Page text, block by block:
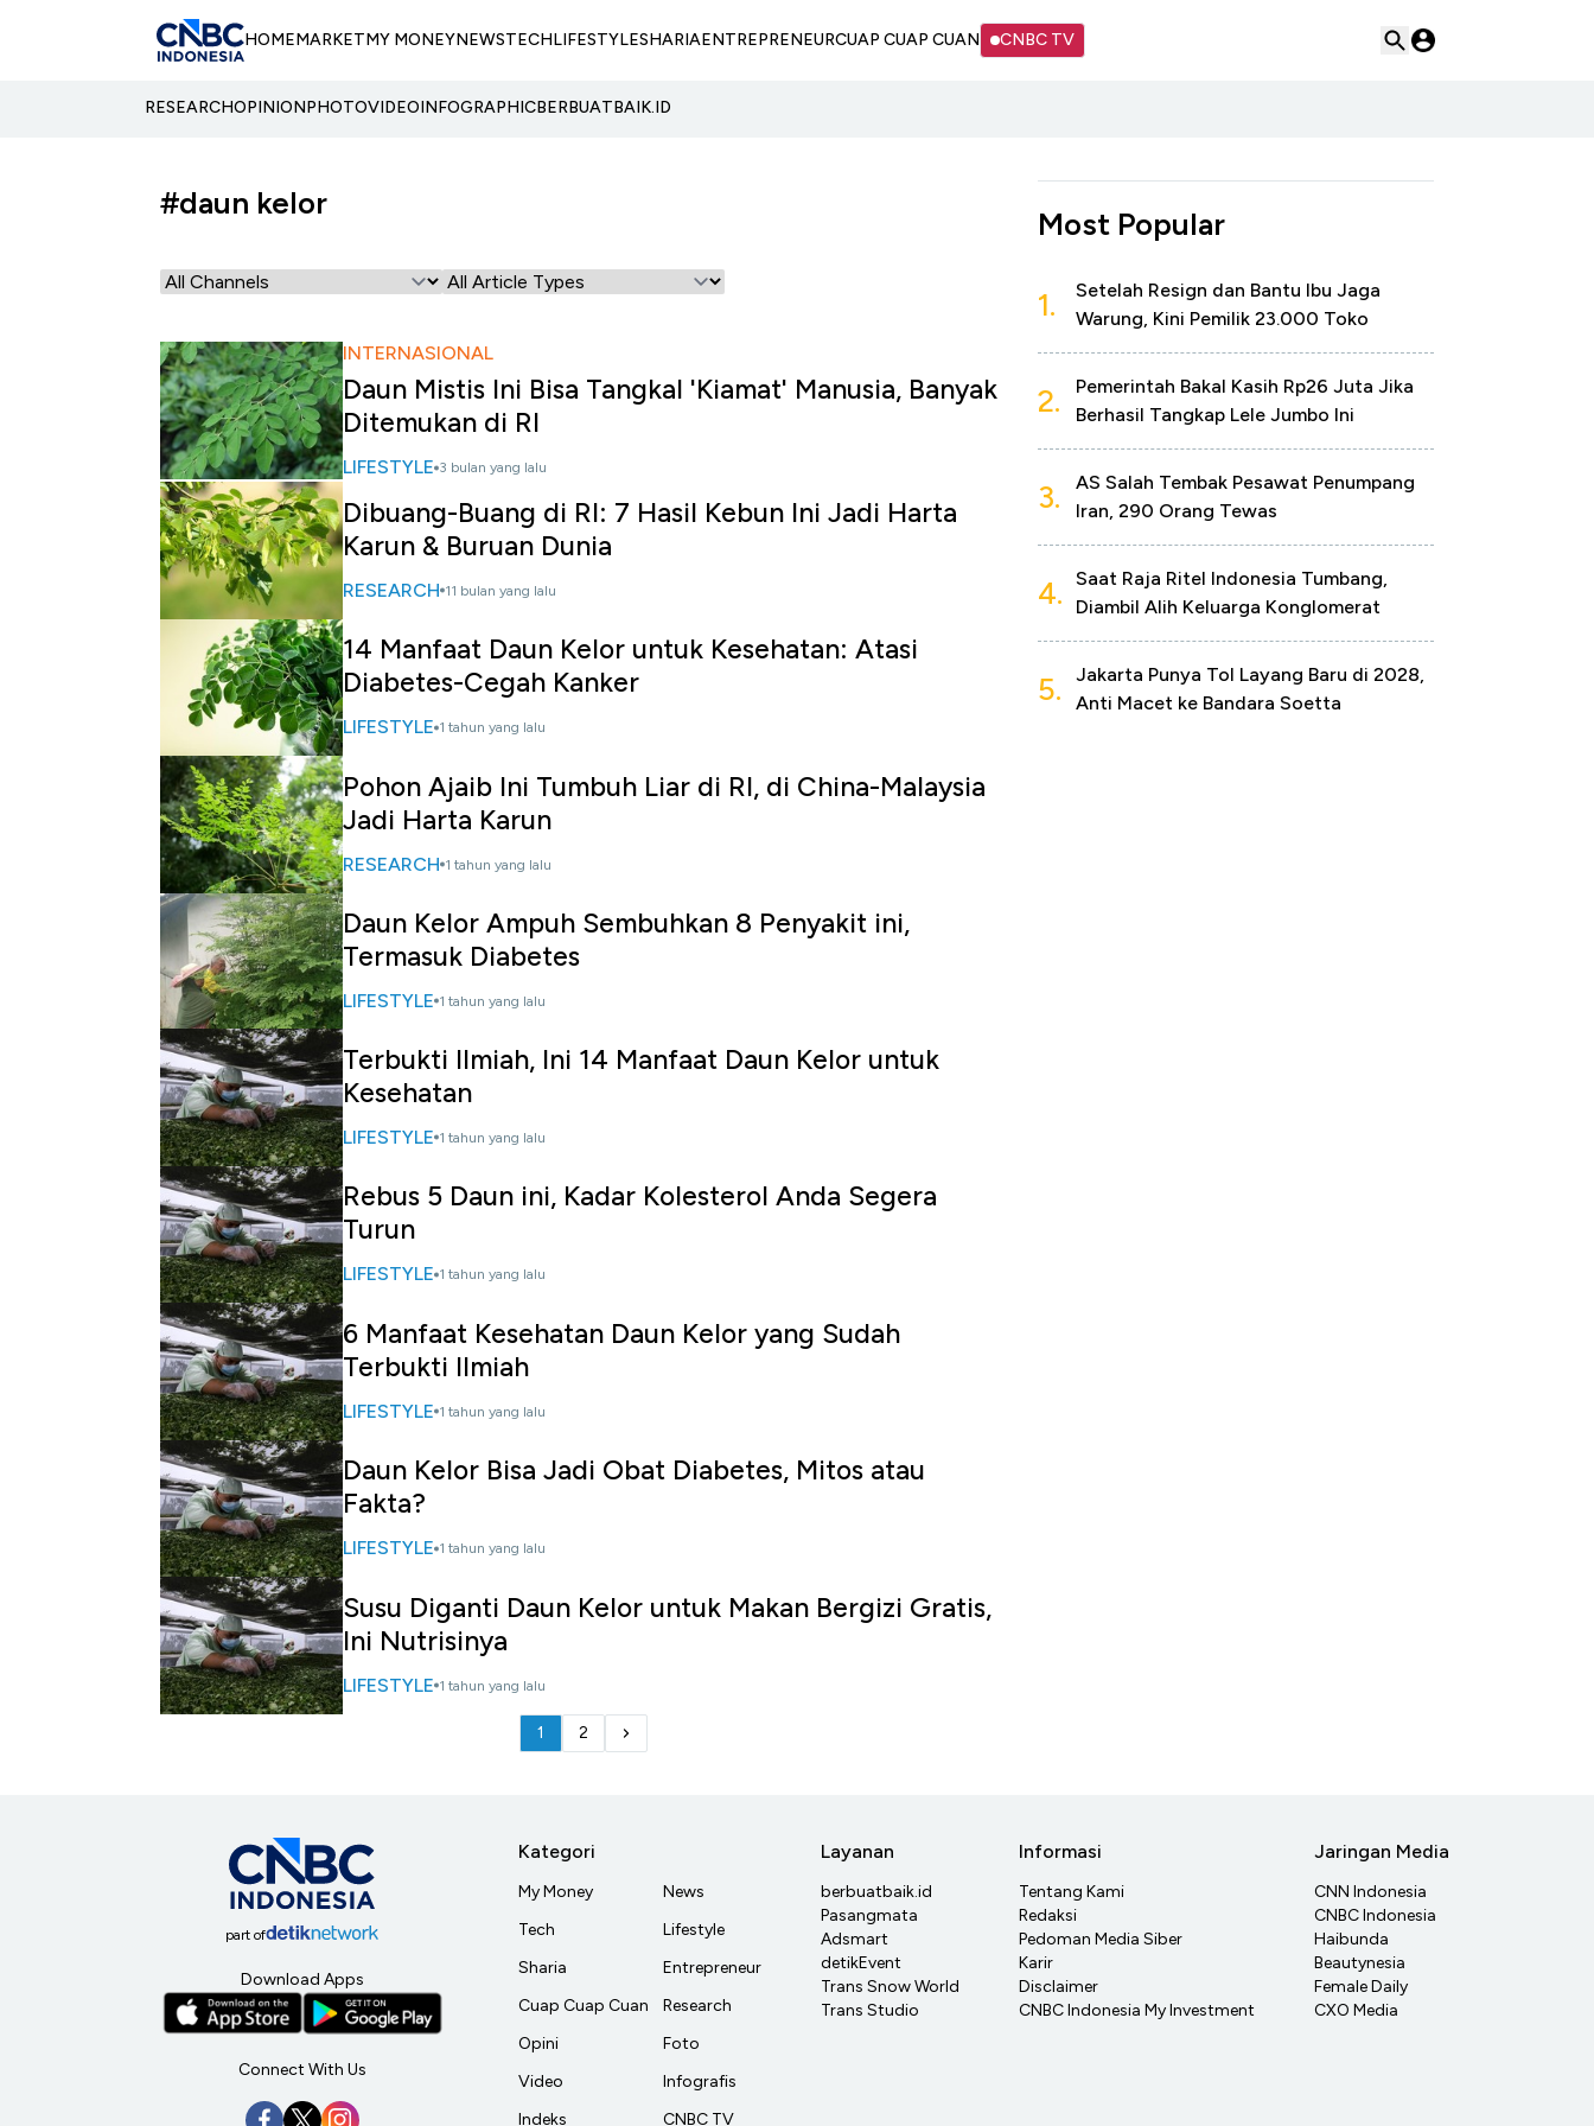
HOMEMARKETMY MONEYNEWSTECHLIFESTYLESHARIAENTREPRENEURCUAP CUAP CUAN CNBC TV
RESEARCHOPINIONPHOTOVIDEOINFOGRAPHICBERBUATBAIK.ID
#daun kelor
INTERNASIONAL
Daun Mistis Ini Bisa Tangkal 'Kiamat' Manusia, Banyak
Ditemukan di RI
LIFESTYLE 3 bulan yang lalu
Dibuang-Buang di RI: 7 Hasil Kebun Ini Jadi Harta
Karun & Buruan Dunia
RESEARCH 11 bulan yang lalu
14 Manfaat Daun Kelor untuk Kesehatan: Atasi
Diabetes-Cegah Kanker
LIFESTYLE 1 tahun yang lalu
Pohon Ajaib Ini Tumbuh Liar di RI, di China-Malaysia
Jadi Harta Karun
RESEARCH 1 tahun yang lalu
Daun Kelor Ampuh Sembuhkan 8 Penyakit ini,
Termasuk Diabetes
LIFESTYLE 1 tahun yang lalu
Terbukti Ilmiah, Ini 14 Manfaat Daun Kelor untuk
Kesehatan
LIFESTYLE 1 tahun yang lalu
Rebus 5 Daun ini, Kadar Kolesterol Anda Segera
Turun
LIFESTYLE 1 tahun yang lalu
6 Manfaat Kesehatan Daun Kelor yang Sudah
Terbukti Ilmiah
LIFESTYLE 1 tahun yang lalu
Daun Kelor Bisa Jadi Obat Diabetes, Mitos atau
Fakta?
LIFESTYLE 1 tahun yang lalu
Susu Diganti Daun Kelor untuk Makan Bergizi Gratis,
Ini Nutrisinya
LIFESTYLE 1 tahun yang lalu
1 2
Most Popular
1.
Setelah Resign dan Bantu Ibu Jaga
Warung, Kini Pemilik 23.000 Toko
2.
Pemerintah Bakal Kasih Rp26 Juta Jika
Berhasil Tangkap Lele Jumbo Ini
3.
AS Salah Tembak Pesawat Penumpang
Iran, 290 Orang Tewas
4.
Saat Raja Ritel Indonesia Tumbang,
Diambil Alih Keluarga Konglomerat
5.
Jakarta Punya Tol Layang Baru di 2028,
Anti Macet ke Bandara Soetta
part of
Download Apps
Connect With Us
Kategori
My Money
Tech
Sharia
Cuap Cuap Cuan
Opini
Video
Indeks
News
Lifestyle
Entrepreneur
Research
Foto
Infografis
CNBC TV
Layanan
berbuatbaik.id
Pasangmata
Adsmart
detikEvent
Trans Snow World
Trans Studio
Informasi
Tentang Kami
Redaksi
Pedoman Media Siber
Karir
Disclaimer
CNBC Indonesia My Investment
Jaringan Media
CNN Indonesia
CNBC Indonesia
Haibunda
Beautynesia
Female Daily
CXO Media